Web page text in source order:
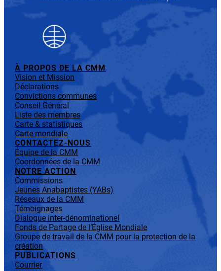
À PROPOS DE LA CMM
Vision et Mission
Déclarations
Convictions communes
Conseil Général
Liste des membres
Carte & statistiques
Carte mondiale
CONTACTEZ-NOUS
Équipe de la CMM
Coordonnées de la CMM
NOTRE ACTION
Commissions
Jeunes Anabaptistes (YABs)
Réseaux de la CMM
Témoignages
Dialogue inter-dénominationel
Fonds de Partage de l’Église Mondiale
Groupe de travail de la CMM pour la protection de la
création
PUBLICATIONS
Courrier